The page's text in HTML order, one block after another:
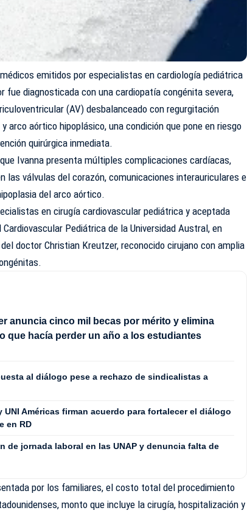
emitidos por especialistas en cardiología pediátrica
fue diagnosticada con una cardiopatía congénita severa,
(AV) desbalanceado con regurgitación
arco aórtico hipoplásico, una condición que pone en riesgo
quirúrgica inmediata.
Ivanna presenta múltiples complicaciones cardíacas,
las válvulas del corazón, comunicaciones interauriculares e
del arco aórtico.
en cirugía cardiovascular pediátrica y aceptada
Pediátrica de la Universidad Austral, en
doctor Christian Kreutzer, reconocido cirujano con amplia
anuncia cinco mil becas por mérito y elimina
que hacía perder un año a los estudiantes
al diálogo pese a rechazo de sindicalistas a
UNI Américas firman acuerdo para fortalecer el diálogo
en RD
de jornada laboral en las UNAP y denuncia falta de
por los familiares, el costo total del procedimiento
monto que incluye la cirugía, hospitalización y